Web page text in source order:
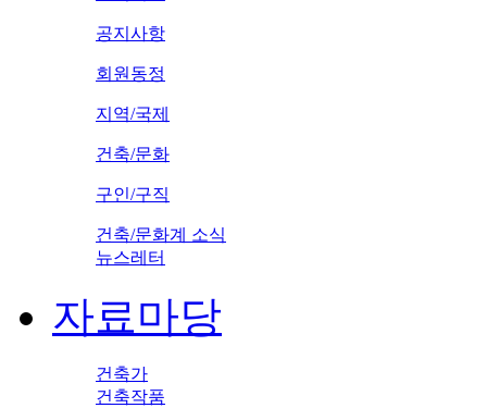
공지사항
회원동정
지역/국제
건축/문화
구인/구직
건축/문화계 소식
뉴스레터
자료마당
건축가
건축작품